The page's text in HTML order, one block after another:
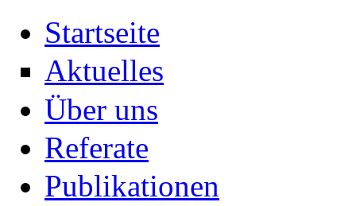
Startseite
Aktuelles
Über uns
Referate
Publikationen